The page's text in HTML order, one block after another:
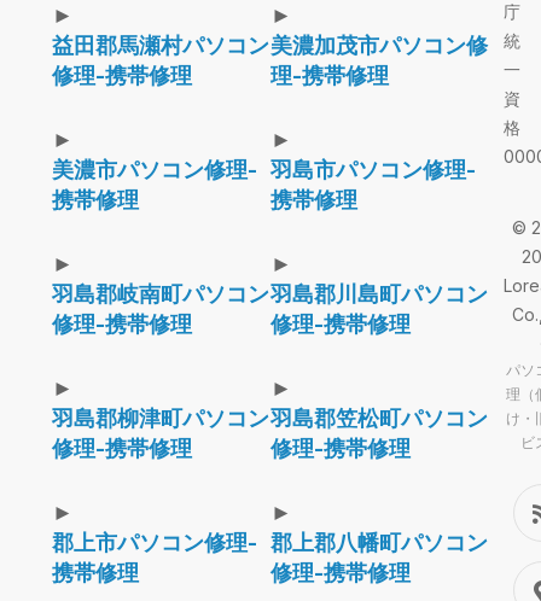
►
益田郡馬瀬村パソコン
修理-携帯修理
►
美濃加茂市パソコン修
理-携帯修理
►
美濃市パソコン修理-
携帯修理
►
羽島市パソコン修理-
携帯修理
►
羽島郡岐南町パソコン
修理-携帯修理
►
羽島郡川島町パソコン
修理-携帯修理
►
羽島郡柳津町パソコン
修理-携帯修理
►
羽島郡笠松町パソコン
修理-携帯修理
►
郡上市パソコン修理-
携帯修理
►
郡上郡八幡町パソコン
修理-携帯修理
庁
統
一
資
格
©
パソ
理（
け・
ビ